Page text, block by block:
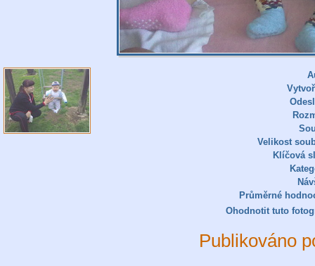
Velikost
Klíčová
Průměrné
Ohodnotit tuto
Publikováno